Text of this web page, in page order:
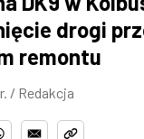
drogi
remontu
/ Redakcja